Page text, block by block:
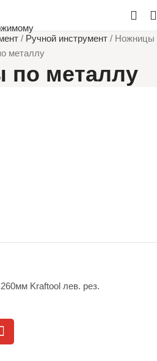
/ Ручной инструмент / Ножницы
металлу
металлу
Kraftool лев. рез.